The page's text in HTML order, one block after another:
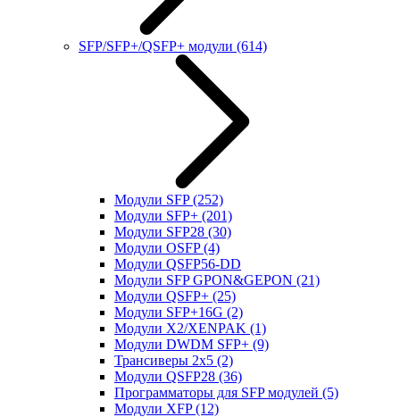
SFP/SFP+/QSFP+ модули (614)
Модули SFP(252)
Модули SFP+ (201)
Модули SFP28 (30)
Модули OSFP(4)
Модули QSFP56-DD
Модули SFP GPON&GEPON (21)
Модули QSFP+ (25)
Модули SFP+16G (2)
Модули X2/XENPAK (1)
Модули DWDM SFP+ (9)
Трансиверы 2x5 (2)
Модули QSFP28 (36)
Программаторы для SFP модулей (5)
Модули XFP(12)